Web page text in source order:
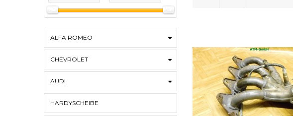
ALFA ROMEO
CHEVROLET
AUDI
HARDYSCHEIBE